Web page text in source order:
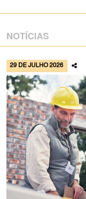
NOTÍCIAS
29 DE JULHO 2026